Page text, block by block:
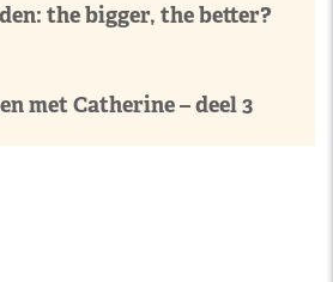
the bigger, the better?
met Catherine – deel 3